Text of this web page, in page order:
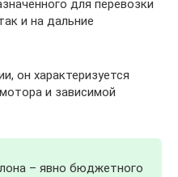
для перевозки
и на дальние
он характеризуется
и зависимой
– явно бюджетного